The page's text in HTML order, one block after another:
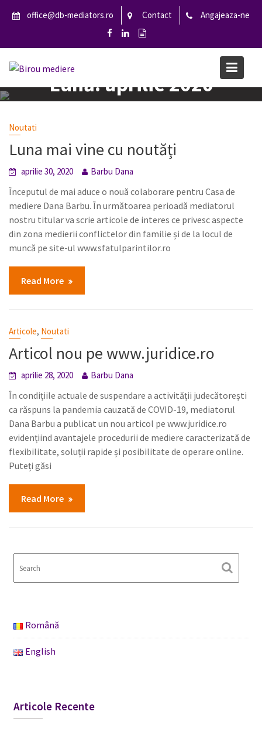
p
c
office@db-mediators.ro Contact Angajeaza-ne
Lună:aprilie 2020
Noutati
Luna mai vine cu noutăți
aprilie 30, 2020 Barbu Dana
Începutul de mai aduce o nouă colaborare pentru Casa de
mediere Dana Barbu. În următoarea perioadă mediatorul
nostru titular va scrie articole de interes ce privesc aspecte
din zona medierii conflictelor din familie și de la locul de
muncă pe site-ul www.sfatulparintilor.ro
Read More
Articole, Noutati
Articol nou pe www.juridice.ro
aprilie 28, 2020 Barbu Dana
În condițiile actuale de suspendare a activității judecătorești
ca răspuns la pandemia cauzată de COVID-19, mediatorul
Dana Barbu a publicat un nou articol pe www.juridice.ro
evidențiind avantajele procedurii de mediere caracterizată de
flexibilitate, soluții rapide și posibilitate de operare online.
Puteți găsi
Read More
Română
English
Articole Recente